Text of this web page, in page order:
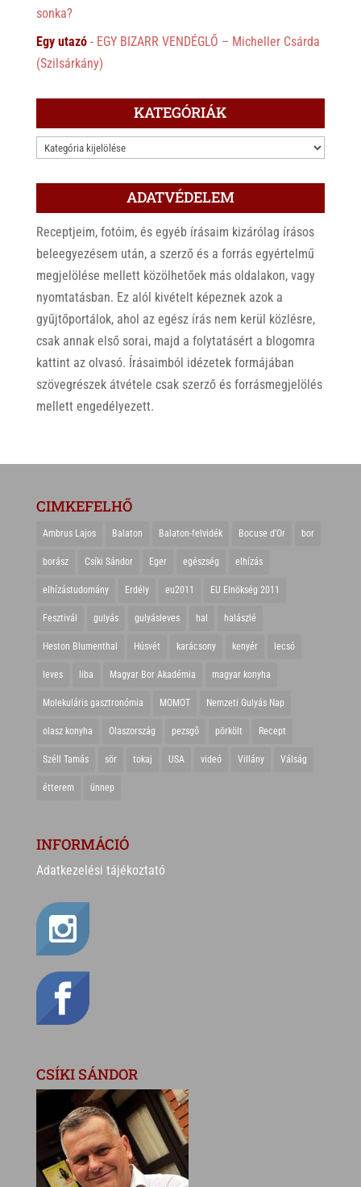
sonka?
Egy utazó- EGY BIZARR VENDÉGLŐ – Micheller Csárda
(Szilsárkány)
KATEGÓRIÁK
KATEGÓRIÁK
ADATVÉDELEM
Receptjeim, fotóim, és egyéb írásaim kizárólag írásos
beleegyezésem után, a szerző és a forrás egyértelmű
megjelölése mellett közölhetőek más oldalakon, vagy
nyomtatásban. Ez alól kivételt képeznek azok a
gyűjtőportálok, ahol az egész írás nem kerül közlésre,
csak annak első sorai, majd a folytatásért a blogomra
kattint az olvasó. Írásaimból idézetek formájában
szövegrészek átvétele csak szerző és forrásmegjelölés
mellett engedélyezett.
CIMKEFELHŐ
Ambrus Lajos Balaton Balaton-felvidék Bocuse d'Or bor
borász Csíki Sándor Eger egészség elhízás
elhízástudomány Erdély eu2011 EU Elnökség 2011
Fesztivál gulyás gulyásleves hal halászlé
Heston Blumenthal Húsvét karácsony kenyér lecsó
leves liba Magyar Bor Akadémia magyar konyha
Molekuláris gasztronómia MOMOT Nemzeti Gulyás Nap
olasz konyha Olaszország pezsgő pörkölt Recept
Széll Tamás sör tokaj USA videó Villány Válság
étterem ünnep
INFORMÁCIÓ
Adatkezelési tájékoztató
CSÍKI SÁNDOR